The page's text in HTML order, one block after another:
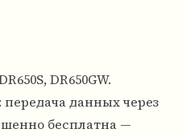
DR650GW.
: передача данных через
бесплатна —